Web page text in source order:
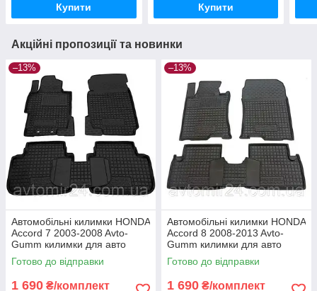
Купити Купити
Акційні пропозиції та новинки
–13%
Автомобільні килимки HONDA
Accord 7 2003-2008 Avto-
Gumm килимки для авто
ХОНДА Аккорд 7 2003-2008
Автогум
Готово до відправки
1 690 ₴/комплект
–13%
Автомобільні килимки HONDA
Accord 8 2008-2013 Avto-
Gumm килимки для авто
ХОНДА Аккорд 8 2008-2013
Автогум
Готово до відправки
1 690 ₴/комплект